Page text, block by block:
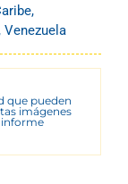
,
Venezuela
que pueden
imágenes
informe